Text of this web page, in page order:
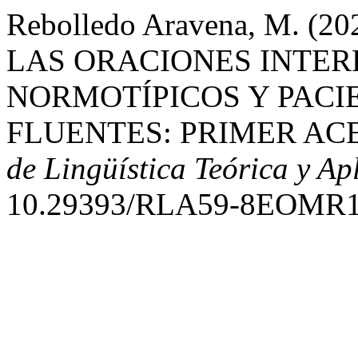
Rebolledo Aravena, M.
LAS ORACIONES
NORMOTÍPICOS Y
FLUENTES: PRIMER
de Lingüística Teórica y
10.29393/RLA59-